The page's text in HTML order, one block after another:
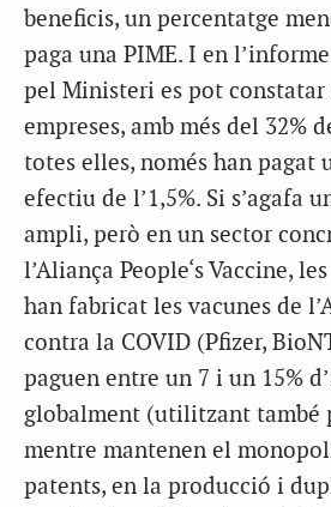
beneficis, un percentatge
paga una PIME. I en
pel Ministeri es pot constatar
empreses, amb més del 32%
totes elles, només han
efectiu de l’1,5%. Si s’agafa
ampli, però en un sector
l’Aliança People‘s Vaccine,
han fabricat les vacunes de
contra la COVID (Pfizer,
paguen entre un 7 i un 15%
globalment (utilitzant també
mentre mantenen el
patents, en la producció i